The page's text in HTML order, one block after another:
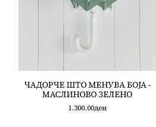
ЧАДОРЧЕ ШТО МЕНУВА БОЈА -
МАСЛИНОВО ЗЕЛЕНО
1.300.00ден